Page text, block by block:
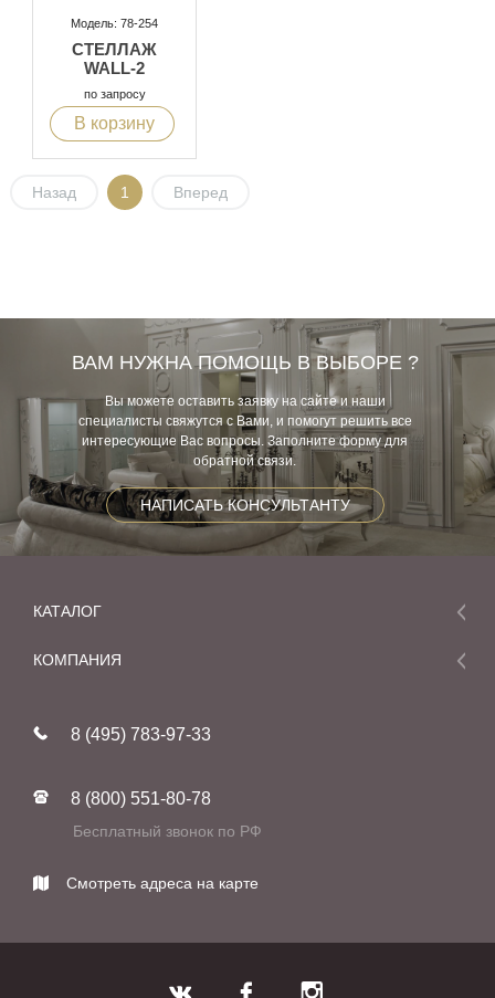
Модель: 78-254
СТЕЛЛАЖ
WALL-2
по запросу
В корзину
Назад 1 Вперед
ВАМ НУЖНА ПОМОЩЬ В ВЫБОРЕ ?
Вы можете оставить заявку на сайте и наши
специалисты свяжутся с Вами, и помогут решить все
интересующие Вас вопросы. Заполните форму для
обратной связи.
НАПИСАТЬ КОНСУЛЬТАНТУ
КАТАЛОГ
Мебель
Фабрики
КОМПАНИЯ
Реставрация
Контакты
8 (495) 783-97-33
8 (800) 551-80-78
Бесплатный звонок по РФ
Смотреть адреса на карте